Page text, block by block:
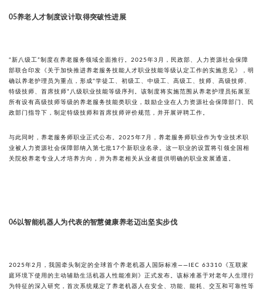
05养老人才制度设计取得突破性进展
“新八级工”制度在养老服务领域全面推行。2025年3月，民政部、人力资源社会保障
部联合印发《关于加快推进养老服务技能人才职业技能等级认定工作的实施意见》，明
确以养老护理员为重点，形成“学徒工、初级工、中级工、高级工、技师、高级技师、
特级技师、首席技师”八级职业技能等级序列。该制度将实施范围从养老护理员拓展至
所有设有高级技师等级的养老服务技能类职业，鼓励企业在人力资源社会保障部门、民
政部门指导下，制定特级技师和首席技师评价规范，并开展评聘工作。
与此同时，养老服务师职业正式公布。2025年7月，养老服务师职业作为专业技术职
业被人力资源社会保障部纳入第七批17个新职业名录。这一职业的设置将引领全国相
关院校养老专业人才培养方向，并为养老相关从业者提供明确的职业发展通道。
06以智能机器人为代表的智慧健康养老迈出坚实步伐
2025年2月，我国牵头制定的全球首个养老机器人国际标准——IEC 63310《互联家
庭环境下使用的主动辅助生活机器人性能准则》正式发布。该标准基于对老年人生理行
为特征的深入研究，首次系统规定了养老机器人在安全、功能、能耗、交互和可靠性等